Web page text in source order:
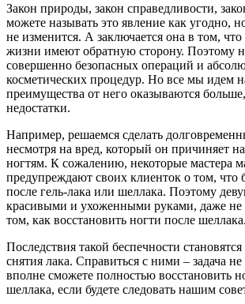
Закон природы, закон справедливости,
можете называть это явление как угодно,
не изменится. А заключается она в том, что
жизни имеют обратную сторону. Поэтому
совершенно безопасных операций и
косметических процедур. Но все мы идем
преимущества от него оказываются
недостатки.
Например, решаемся сделать
несмотря на вред, который он причиняет
ногтям. К сожалению, некоторые мастера
предупреждают своих клиенток о том, что
после гель-лака или шеллака. Поэтому
красивыми и ухоженными руками, даже не
том, как восстановить ногти после шеллака.
Последствия такой беспечности
снятия лака. Справиться с ними – задача
вполне сможете полностью восстановить
шеллака, если будете следовать нашим